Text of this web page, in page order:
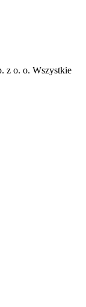
z o. o. Wszystkie